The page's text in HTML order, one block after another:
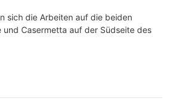
sich die Arbeiten auf die beiden
Casermetta auf der Südseite des